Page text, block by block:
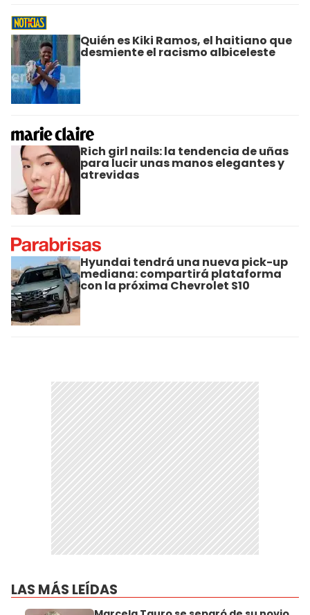
Quién es Kiki Ramos, el haitiano que
desmiente el racismo albiceleste
Rich girl nails: la tendencia de uñas
para lucir unas manos elegantes y
atrevidas
Hyundai tendrá una nueva pick-up
mediana: compartirá plataforma
con la próxima Chevrolet S10
LAS MÁS LEÍDAS